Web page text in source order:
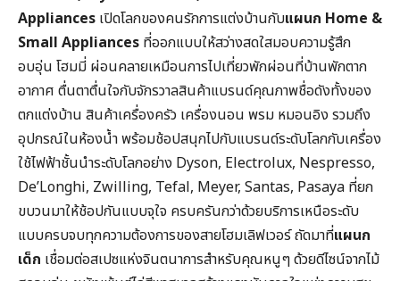
Appliances เปิดโลกของคนรักการแต่งบ้านกับแผนก Home &
Small Appliances ที่ออกแบบให้สว่างสดใสมอบความรู้สึก
อบอุ่น โฮมมี่ ผ่อนคลายเหมือนการไปเที่ยวพักผ่อนที่บ้านพักตาก
อากาศ ตื่นตาตื่นใจกับจักรวาลสินค้าแบรนด์คุณภาพชื่อดังทั้งของ
ตกแต่งบ้าน สินค้าเครื่องครัว เครื่องนอน พรม หมอนอิง รวมถึง
อุปกรณ์ในห้องน้ำ พร้อมช้อปสนุกไปกับแบรนด์ระดับโลกกับเครื่อง
ใช้ไฟฟ้าชั้นนำระดับโลกอย่าง Dyson, Electrolux, Nespresso,
De’Longhi, Zwilling, Tefal, Meyer, Santas, Pasaya ที่ยก
ขบวนมาให้ช้อปกันแบบจุใจ ครบครันกว่าด้วยบริการเหนือระดับ
แบบครบจบทุกความต้องการของสายโฮมเลิฟเวอร์ ถัดมาที่แผนก
เด็ก เชื่อมต่อสเปซแห่งจินตนาการสำหรับคุณหนูๆ ด้วยดีไซน์จากไม้